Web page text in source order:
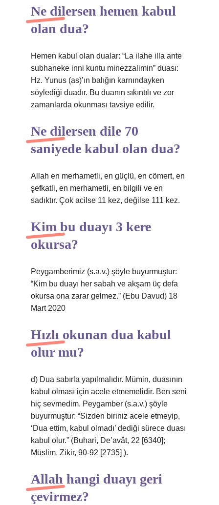
Ne dilersen hemen kabul
olan dua?
Hemen kabul olan dualar: “La ilahe illa ante
subhaneke inni kuntu minezzalimin” duası:
Hz. Yunus (as)’ın balığın karnındayken
söylediği duadır. Bu duanın sıkıntılı ve zor
zamanlarda okunması tavsiye edilir.
Ne dilersen dile 70
saniyede kabul olan dua?
Allah en merhametli, en güçlü, en cömert, en
şefkatli, en merhametli, en bilgili ve en
sadıktır. Çok acilse 11 kez, değilse 111 kez.
Kim bu duayı 3 kere
okursa?
Peygamberimiz (s.a.v.) şöyle buyurmuştur:
“Kim bu duayı her sabah ve akşam üç defa
okursa ona zarar gelmez.” (Ebu Davud) 18
Mart 2020
Hızlı okunan dua kabul
olur mu?
d) Dua sabırla yapılmalıdır. Mümin, duasının
kabul olması için acele etmemelidir. Ben seni
hiç sevmedim. Peygamber (s.a.v.) şöyle
buyurmuştur: “Sizden biriniz acele etmeyip,
‘Dua ettim, kabul olmadı’ dediği sürece duası
kabul olur.” (Buhari, De’avât, 22 [6340];
Müslim, Zikir, 90-92 [2735] ).
Allah hangi duayı geri
çevirmez?